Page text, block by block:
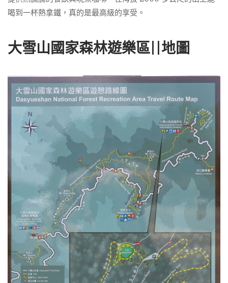
喝到一杯熱拿鐵，真的是最高級的享受。
大雪山國家森林遊樂區||地圖